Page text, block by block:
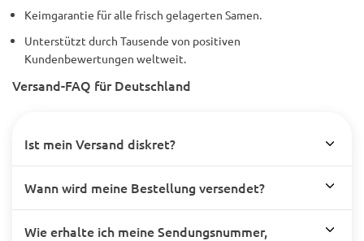
Keimgarantie für alle frisch gelagerten Samen.
Unterstützt durch Tausende von positiven
Kundenbewertungen weltweit.
Versand-FAQ für Deutschland
Ist mein Versand diskret?
Wann wird meine Bestellung versendet?
Wie erhalte ich meine Sendungsnummer,